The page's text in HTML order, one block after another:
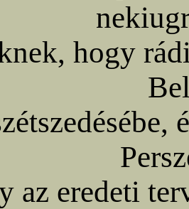
hogy
az eredeti